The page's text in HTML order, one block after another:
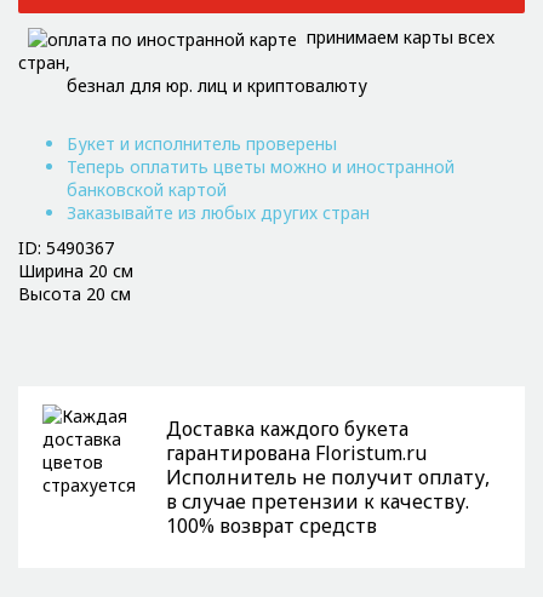
принимаем карты всех
стран,
безнал для юр. лиц и криптовалюту
Букет и исполнитель проверены
Теперь оплатить цветы можно и иностранной
банковской картой
Заказывайте из любых других стран
ID: 5490367
Ширина 20 см
Высота 20 см
Доставка каждого букета
гарантирована Floristum.ru
Исполнитель не получит оплату,
в случае претензии к качеству.
100% возврат средств